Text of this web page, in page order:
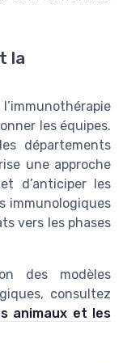
la
les équipes.
départements
une approche
d’anticiper les
immunologiques
vers les phases
des modèles
consultez
animaux et les